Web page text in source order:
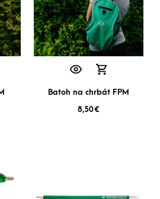
Batoh na chrbát FPM
8,50€